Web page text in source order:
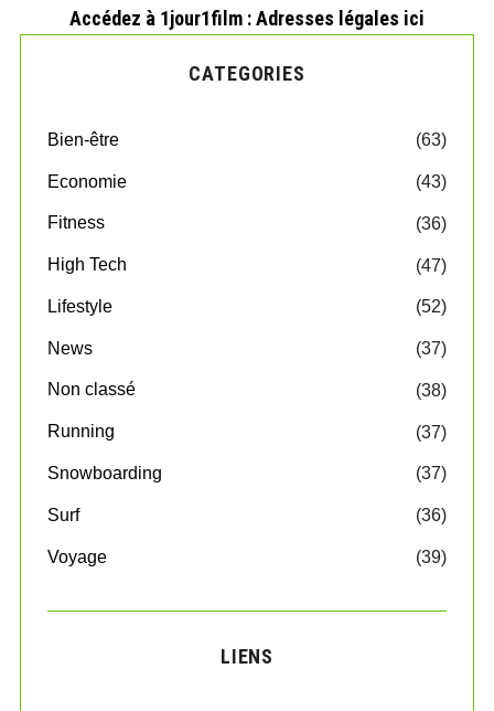
Accédez à 1jour1film : Adresses légales ici
CATEGORIES
Bien-être (63)
Economie (43)
Fitness (36)
High Tech (47)
Lifestyle (52)
News (37)
Non classé (38)
Running (37)
Snowboarding (37)
Surf (36)
Voyage (39)
LIENS